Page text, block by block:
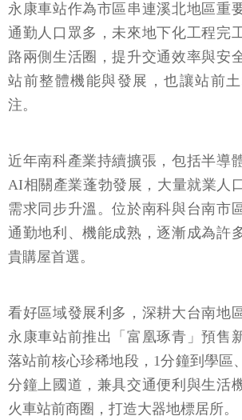
永康車站作為市區串連溪北地區重
通勤人口眾多，未來地下化工程完
路兩側生活圈，提升交通效率與安
站前整體機能與發展，也讓站前
注。
近年南科產業持續擴張，包括半導
AI相關產業蓬勃發展，大量就業人
需求同步升溫。位於南科與台南市
通勤地利、機能成熟，逐漸成為許
貴購屋首選。
看好區域發展利多，深耕大台南地
永康車站前推出「富凰琢青」預售
落站前核心珍稀地段，1分鐘到學區
分鐘上國道，兼具交通便利與生活
火車站前商圈，打造大器地標居所。